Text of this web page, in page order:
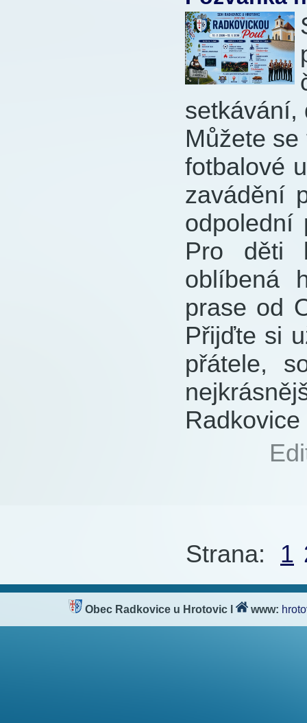
setkávání,
Můžete
fotbalové
zavádění
odpolední
Pro děti
oblíbená
prase od
Přijďte si
přátele,
Strana: 1
Obec Radkovice u Hrotovic www: